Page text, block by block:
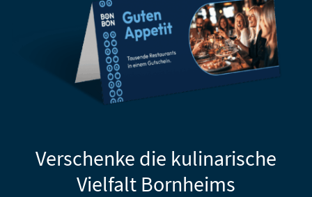
FÜR GASTRONOMEN
Verschenke die kulinarische
Vielfalt Bornheims